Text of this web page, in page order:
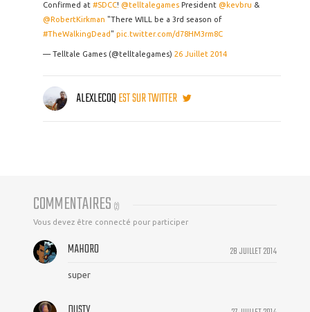
Confirmed at #SDCC! @telltalegames President @kevbru &
@RobertKirkman "There WILL be a 3rd season of
#TheWalkingDead" pic.twitter.com/d78HM3rm8C
— Telltale Games (@telltalegames) 26 Juillet 2014
ALEXLECOQEST SUR TWITTER
COMMENTAIRES (2)
Vous devez être connecté pour participer
28 JUILLET 2014
MAHORO
super